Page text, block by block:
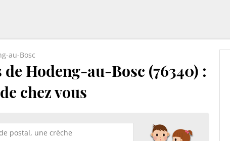
au-Bosc
Hodeng-au-Bosc (76340) :
chez vous